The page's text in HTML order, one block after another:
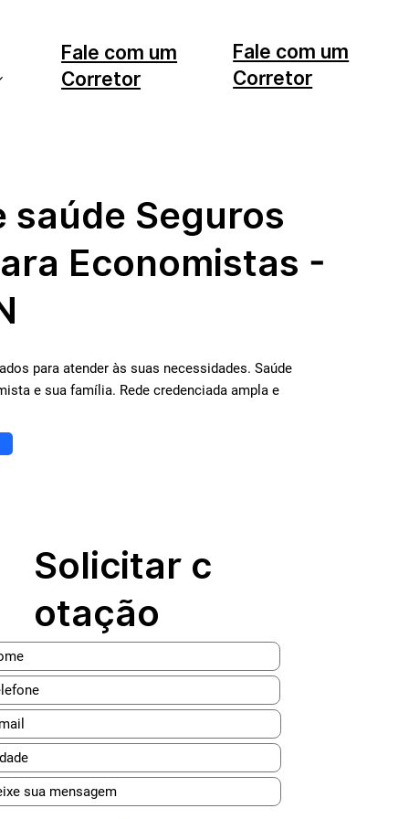
Fale com um
Corretor
Fale com um
Corretor
saúde Seguros
Economistas -
para atender às suas necessidades. Saúde
e sua família. Rede credenciada ampla e
Solicitar c
otação